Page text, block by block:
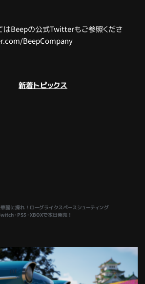
Beepの公式Twitterもご参照くださ
BeepCompany
新着トピックス
麗に操れ！ローグライクスペースシューティング
・PS5・XBOXで本日発売！